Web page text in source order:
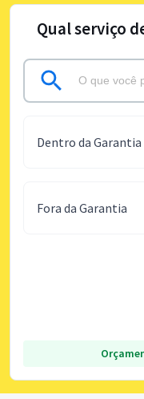
Qual serviço
Dentro da Garantia
Fora da Garantia